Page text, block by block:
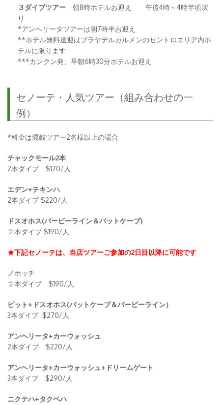
３ダイブツアー 朝8時ホテルお迎え 午後4時～4時半頃戻
り
*アンヘリータツアーは朝7時半お迎え
**ホテル無料送迎はプラヤデルカルメンのセントロエリア内ホ
テルに限ります
***カンクン発、早朝6時30分ホテルお迎え
セノーテ・人気ツアー（組み合わせの一
例）
*料金は混載ツアー2名様以上の場合
チャックモール2本
2本ダイブ $170/人
エデン+チキンハ
2本ダイブ $220/人
ドスオホス(バービーライン＆バットケーブ)
２本ダイブ $190/人
★下記セノーテは、当店ツアーご参加の2日目以降に可能です
ノホッチ
２本ダイブ $190/人
ピット+ドスオホス(バットケーブ＆バービーライン）
3本ダイブ $270/人
アンヘリータ+カーウォッシュ
2本ダイブ $220/人
アンヘリータ+カーウォッシュ+ドリームゲート
3本ダイブ $290/人
ニクテハ+タクベハ